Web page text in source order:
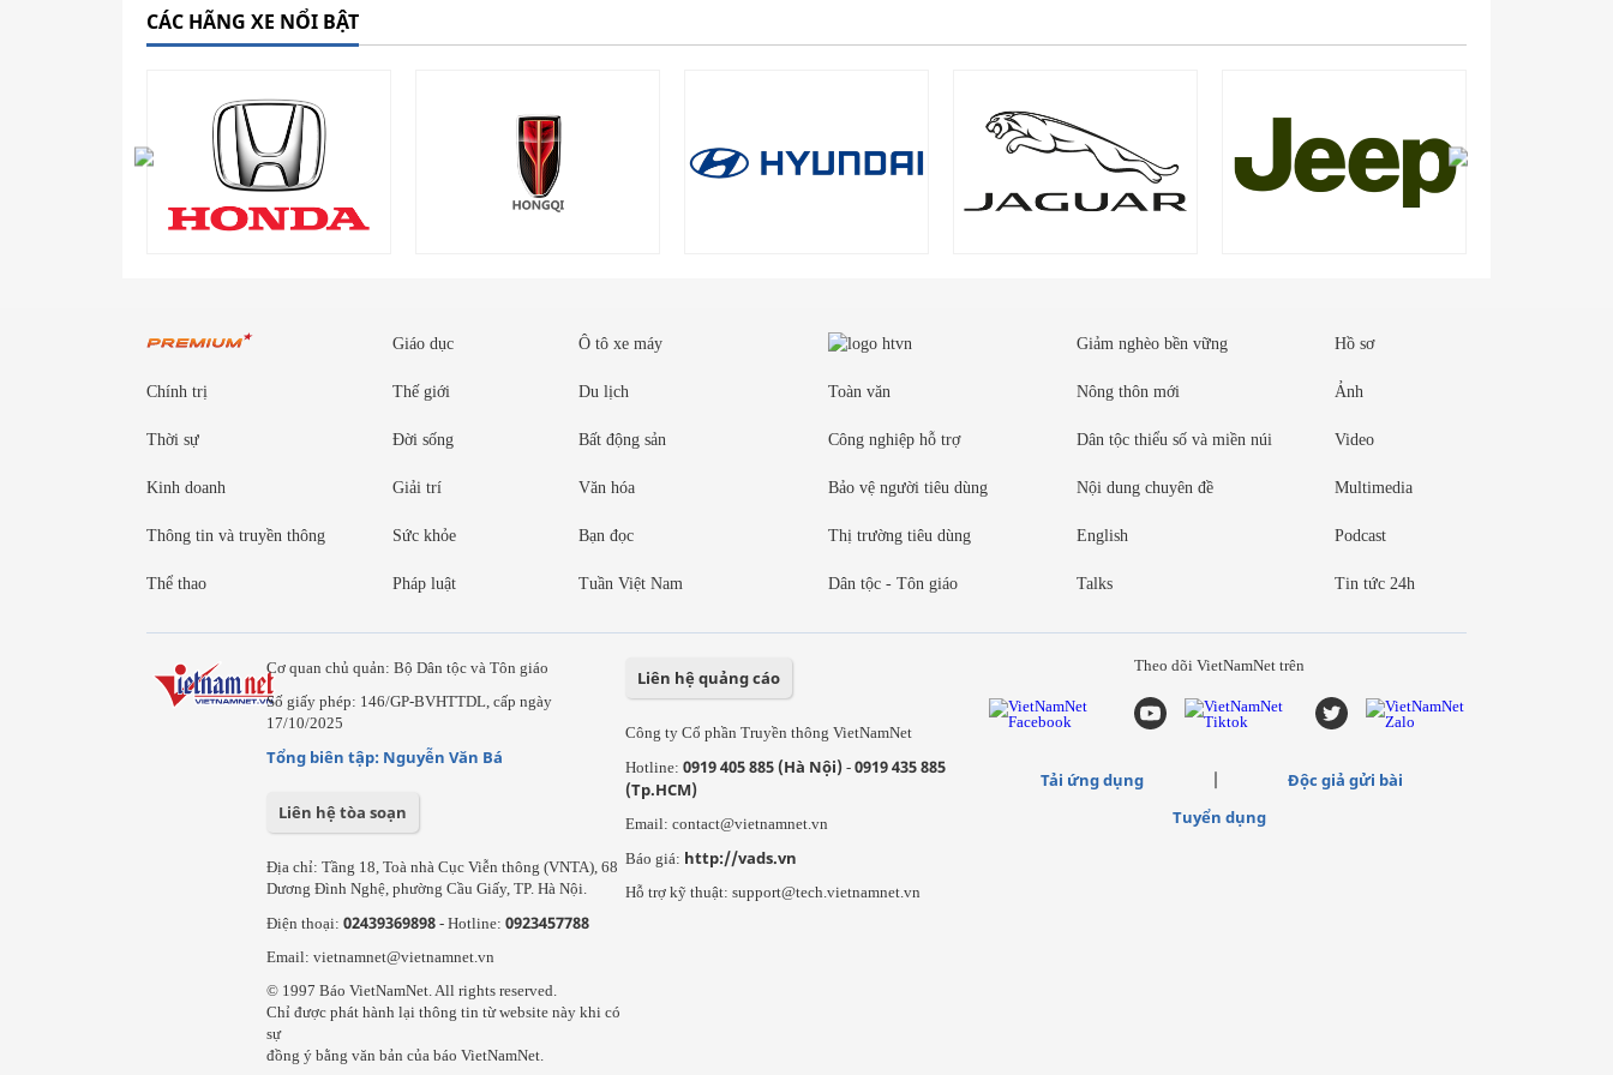
CÁC HÃNG XE NỔI BẬT
Chính trị
Thời sự
Kinh doanh
Thông tin và truyền thông
Thể thao
Giáo dục
Thế giới
Đời sống
Giải trí
Sức khỏe
Pháp luật
Ô tô xe máy
Du lịch
Bất động sản
Văn hóa
Bạn đọc
Tuần Việt Nam
Toàn văn
Công nghiệp hỗ trợ
Bảo vệ người tiêu dùng
Thị trường tiêu dùng
Dân tộc - Tôn giáo
Giảm nghèo bền vững
Nông thôn mới
Dân tộc thiểu số và miền núi
Nội dung chuyên đề
English
Talks
Hồ sơ
Ảnh
Video
Multimedia
Podcast
Tin tức 24h
Cơ quan chủ quản: Bộ Dân tộc và Tôn giáo
Số giấy phép: 146/GP-BVHTTDL, cấp ngày
17/10/2025
Tổng biên tập: Nguyễn Văn Bá
Liên hệ tòa soạn
Địa chỉ: Tầng 18, Toà nhà Cục Viễn thông (VNTA), 68
Dương Đình Nghệ, phường Cầu Giấy, TP. Hà Nội.
Điện thoại: 02439369898 - Hotline: 0923457788
Email: vietnamnet@vietnamnet.vn
© 1997 Báo VietNamNet. All rights reserved.
Chỉ được phát hành lại thông tin từ website này khi có
sự
đồng ý bằng văn bản của báo VietNamNet.
Liên hệ quảng cáo
Công ty Cổ phần Truyền thông VietNamNet
Hotline: 0919 405 885 (Hà Nội) - 0919 435 885
(Tp.HCM)
Email: contact@vietnamnet.vn
Báo giá: http://vads.vn
Hỗ trợ kỹ thuật: support@tech.vietnamnet.vn
Theo dõi VietNamNet trên
Tải ứng dụng
Độc giả gửi bài
Tuyển dụng